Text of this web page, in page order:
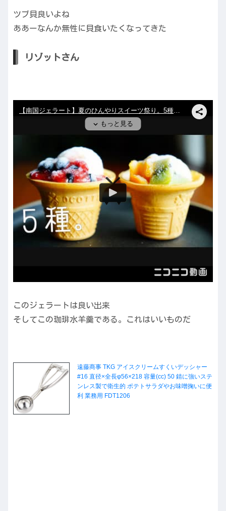
ツブ貝良いよね
ああーなんか無性に貝食いたくなってきた
リゾットさん
このジェラートは良い出来
そしてこの珈琲水羊羹である。これはいいものだ